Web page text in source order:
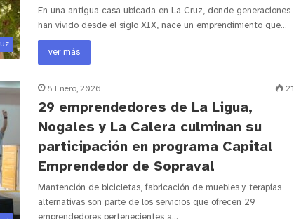
En una antigua casa ubicada en La Cruz, donde generaciones
han vivido desde el siglo XIX, nace un emprendimiento que…
ver más
8 Enero, 2026 21
29 emprendedores de La Ligua,
Nogales y La Calera culminan su
participación en programa Capital
Emprendedor de Sopraval
Mantención de bicicletas, fabricación de muebles y terapias
alternativas son parte de los servicios que ofrecen 29